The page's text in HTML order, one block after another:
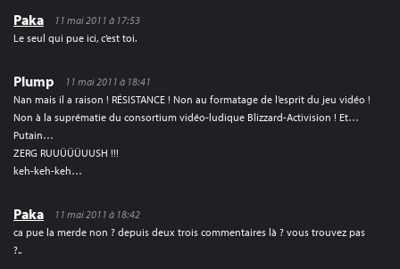
Paka
11 mai 2011 à 17:53
Le seul qui pue ici, c’est toi.
Plump
11 mai 2011 à 18:41
Nan mais il a raison ! RÉSISTANCE ! Non au formatage de l’esprit du jeu vidéo !
Non à la suprématie du consortium vidéo-ludique Blizzard-Activision ! Et…
Putain…
ZERG RUUÜÜÜUUSH !!!
keh-keh-keh…
Paka
11 mai 2011 à 18:42
ca pue la merde non ? depuis deux trois commentaires là ? vous trouvez pas
?..